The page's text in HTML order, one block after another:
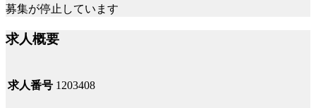
募集が停止しています
求人概要
求人番号 1203408